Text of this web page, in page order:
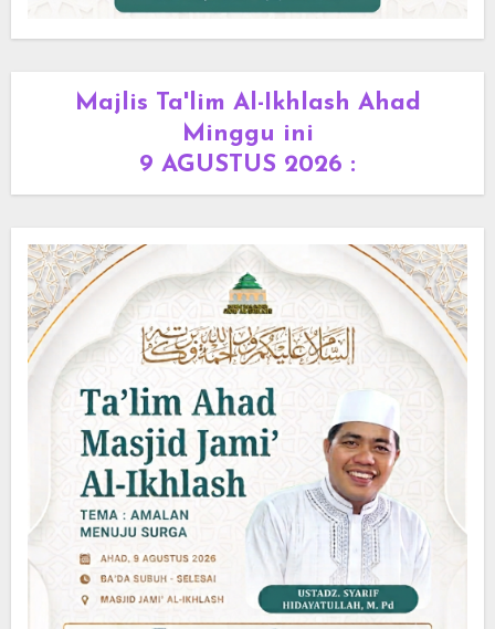
Majlis Ta'lim Al-Ikhlash Ahad
Minggu ini
9 AGUSTUS 2026 :